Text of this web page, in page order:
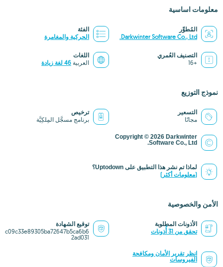
معلومات اساسية
المُطوِّر
Darkwinter Software Co., Ltd.
الفئة
الحركية والمغامرة
التصنيف العُمري
+16
اللغات
العربية 46 لغة زيادة
نموذج التوزيع
التسعير
مجانًا
ترخيص
برنامج مسجَّل المِلكِيَّة
Copyright © 2026 Darkwinter
Software Co., Ltd.
لماذا تم نشر هذا التطبيق على Uptodown؟
(معلومات أكثر)
الأمن والخصوصية
الأذونات المطلوبة
تحقق من 31 أُذونات
توقيع الشهادة
c09c33e89305ba72647b5ca6b6
2ad031
انظر تقرير الأمان ومكافحة
الفيروسات